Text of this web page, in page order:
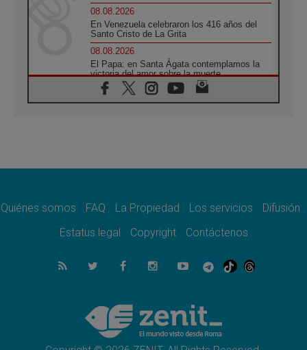
08.08.2026
En Venezuela celebraron los 416 años del
Santo Cristo de La Grita
08.08.2026
El Papa: en Santa Ágata contemplamos la
victoria del amor sobre la muerte
08.08.2026
León XIV visitará el Santuario de la Madre
07.08.2026
07.08.2026
el compromiso del cristiano"
La matanza de niños en Gaza no cesa: 300
muertos en 300 días
Tagle: La guerra desfigura el mundo, solo la
revelación de Dios lo transfigura
Quiénes somos FAQ La Propiedad Los servicios
Difusión
Estatus legal
Copyright Contáctenos